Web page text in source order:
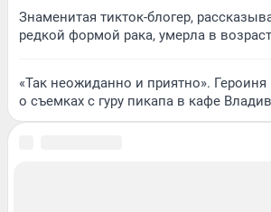
Знаменитая тикток-блогер,
редкой формой рака, умерла в
«Так неожиданно и приятно».
о съемках с гуру пикапа в кафе